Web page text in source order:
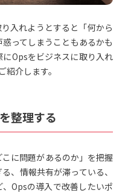
入れようとすると「何から
ってしまうこともあるかも
Opsをビジネスに取り入れ
介します。
整理する
に問題があるのか」を把握
、情報共有が滞っている、
Opsの導入で改善したいポ